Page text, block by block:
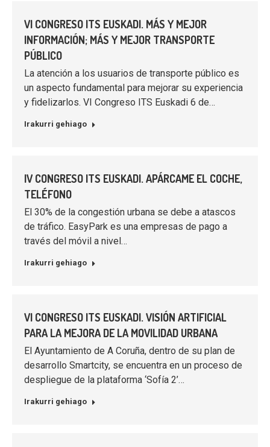
VI CONGRESO ITS EUSKADI. MÁS Y MEJOR
INFORMACIÓN; MÁS Y MEJOR TRANSPORTE
PÚBLICO
La atención a los usuarios de transporte público es
un aspecto fundamental para mejorar su experiencia
y fidelizarlos. VI Congreso ITS Euskadi 6 de…
Irakurri gehiago
IV CONGRESO ITS EUSKADI. APÁRCAME EL COCHE,
TELÉFONO
El 30% de la congestión urbana se debe a atascos
de tráfico. EasyPark es una empresas de pago a
través del móvil a nivel…
Irakurri gehiago
VI CONGRESO ITS EUSKADI. VISIÓN ARTIFICIAL
PARA LA MEJORA DE LA MOVILIDAD URBANA
El Ayuntamiento de A Coruña, dentro de su plan de
desarrollo Smartcity, se encuentra en un proceso de
despliegue de la plataforma ‘Sofía 2’…
Irakurri gehiago